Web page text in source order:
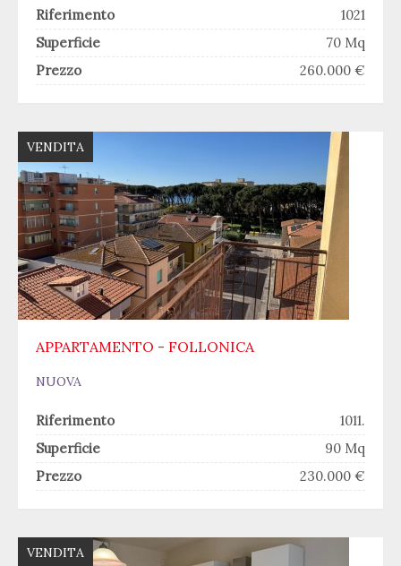
Riferimento
1021
Superficie
70 Mq
Prezzo
260.000 €
VENDITA
APPARTAMENTO - FOLLONICA
NUOVA
Riferimento
1011.
Superficie
90 Mq
Prezzo
230.000 €
VENDITA